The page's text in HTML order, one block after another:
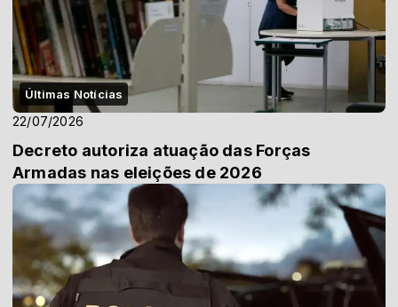
Últimas Notícias
22/07/2026
Decreto autoriza atuação das Forças
Armadas nas eleições de 2026